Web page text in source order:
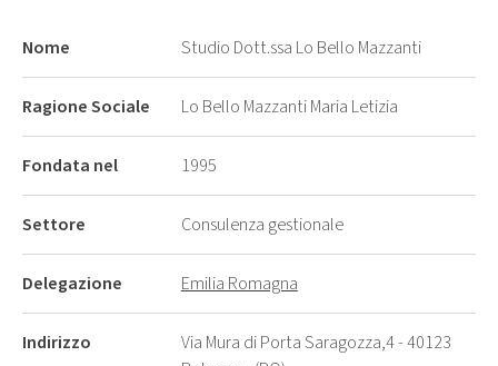
Nome Studio Dott.ssa Lo Bello Mazzanti
Ragione Sociale Lo Bello Mazzanti Maria Letizia
Fondata nel 1995
Settore Consulenza gestionale
Delegazione Emilia Romagna
Indirizzo
Via Mura di Porta Saragozza,4 - 40123